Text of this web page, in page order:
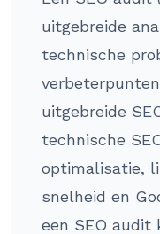
uitgebreide
technische
uitgebreide
technische
optimalisatie,
snelheid en
een SEO audit